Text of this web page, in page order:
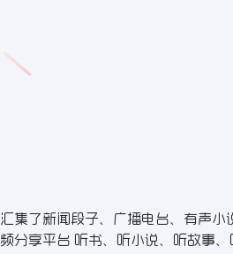
汇集了新闻段子、广播电台、有声
频分享平台 听书、听小说、听故事、